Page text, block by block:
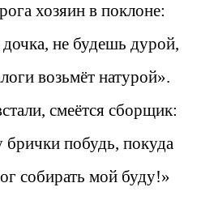
хозяин в поклоне:
не будешь дурой,
возьмёт натурой».
смеётся сборщик:
брички побудь, покуда
собирать мой буду!»